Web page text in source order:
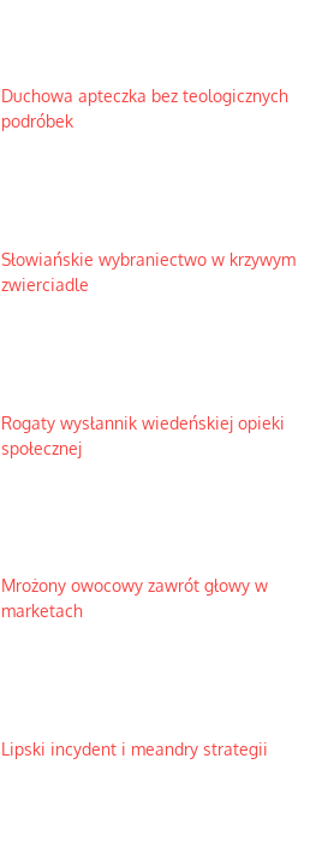
Duchowa apteczka bez teologicznych
podróbek
Słowiańskie wybraniectwo w krzywym
zwierciadle
Rogaty wysłannik wiedeńskiej opieki
społecznej
Mrożony owocowy zawrót głowy w
marketach
Lipski incydent i meandry strategii